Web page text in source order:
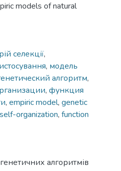
models of natural
селекції,
, модель
алгоритм,
, функция
, empiric model, genetic
organization, function
алгоритмів